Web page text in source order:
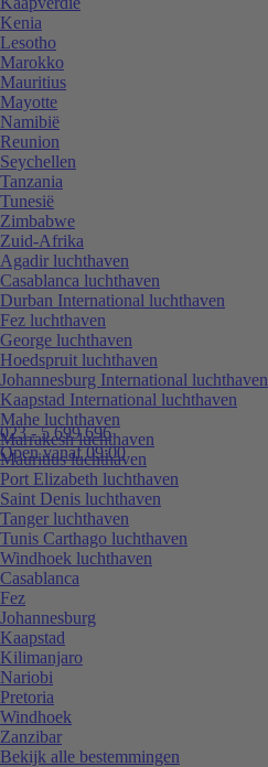
023 - 5 699 696
Open vanaf 09:00
Kenia
Lesotho
Marokko
Mauritius
Mayotte
Namibië
Reunion
Seychellen
Tanzania
Tunesië
Zimbabwe
Zuid-Afrika
Agadir luchthaven
Casablanca luchthaven
Durban International luchthaven
Fez luchthaven
George luchthaven
Hoedspruit luchthaven
Johannesburg International luchthaven
Kaapstad International luchthaven
Mahe luchthaven
Marrakesh luchthaven
Mauritius luchthaven
Port Elizabeth luchthaven
Saint Denis luchthaven
Tanger luchthaven
Tunis Carthago luchthaven
Windhoek luchthaven
Casablanca
Fez
Johannesburg
Kaapstad
Kilimanjaro
Nariobi
Pretoria
Windhoek
Zanzibar
Bekijk alle bestemmingen